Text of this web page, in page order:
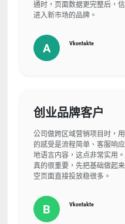
通时，页面数据更完整后，
进入新市场的品牌。
A Vkontakte
创业品牌客户
公司做跨区域营销项目时，
的感受是流程简单、客服响
地语言内容，这点非常实用
真的很重要，先把基础做起
空页面直接投放稳很多。
B Vkontakte